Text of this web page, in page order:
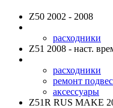
Z50 2002 - 2008
расходники
Z51 2008 - наст.
расходники
ремонт
аксессуары
Z51R RUS MAKE